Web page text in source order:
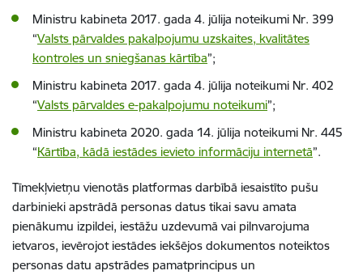
Ministru kabineta 2017. gada 4. jūlija noteikumi Nr. 399
“Valsts pārvaldes pakalpojumu uzskaites, kvalitātes
kontroles un sniegšanas kārtība”;
Ministru kabineta 2017. gada 4. jūlija noteikumi Nr. 402
“Valsts pārvaldes e-pakalpojumu noteikumi”;
Ministru kabineta 2020. gada 14. jūlija noteikumi Nr. 445
“Kārtība, kādā iestādes ievieto informāciju internetā”.
Tīmekļvietņu vienotās platformas darbībā iesaistīto pušu
darbinieki apstrādā personas datus tikai savu amata
pienākumu izpildei, iestāžu uzdevumā vai pilnvarojuma
ietvaros, ievērojot iestādes iekšējos dokumentos noteiktos
personas datu apstrādes pamatprincipus un